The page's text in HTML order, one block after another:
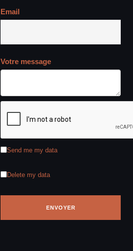
Email
Votre message
Send me my data
Delete my data